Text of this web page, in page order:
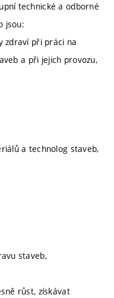
technické a odborné
jsou:
zdraví při práci na
a při jejich provozu,
a technolog staveb,
staveb,
růst, získávat